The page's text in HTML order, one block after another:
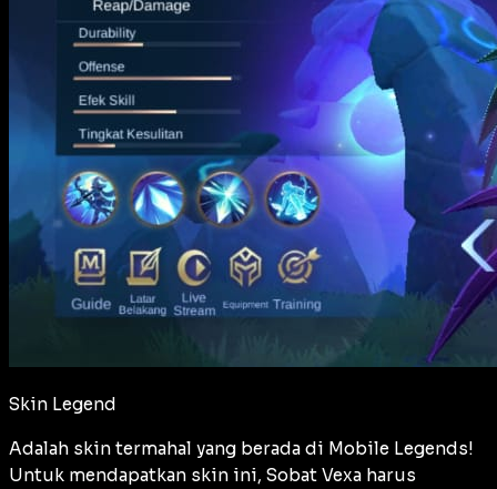
Skin Legend
Adalah skin termahal yang berada di Mobile Legends!
Untuk mendapatkan skin ini, Sobat Vexa harus